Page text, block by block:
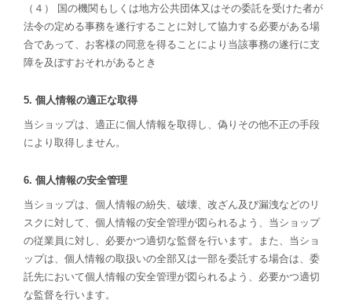
（４） 国の機関もしくは地方公共団体又はその委託を受けた者が
法令の定める事務を遂行することに対して協力する必要がある場
合であって、お客様の同意を得ることにより当該事務の遂行に支
障を及ぼすおそれがあるとき
5. 個人情報の適正な取得
当ショップは、適正に個人情報を取得し、偽りその他不正の手段
により取得しません。
6. 個人情報の安全管理
当ショップは、個人情報の紛失、破壊、改ざん及び漏洩などのリ
スクに対して、個人情報の安全管理が図られるよう、当ショップ
の従業員に対し、必要かつ適切な監督を行います。また、当ショ
ップは、個人情報の取扱いの全部又は一部を委託する場合は、委
託先において個人情報の安全管理が図られるよう、必要かつ適切
な監督を行います。